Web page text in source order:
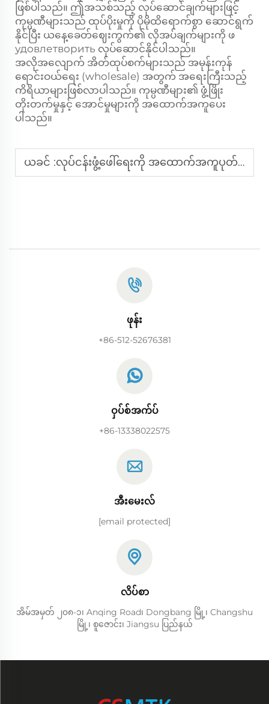
ဖြစ်ပါသည်။ ဤအသစ်သည့် လုပ်ဆောင်ချက်များဖြင့်
ကုမ္ပဏီများသည် ထုပ်ပိုးမှုကို ပိုမိုထိရောက်စွာ ဆောင်ရွက်
နိုင်ပြီး ယနေ့ခေတ်ဈေးကွက်၏ လိုအပ်ချက်များကို ဖ
удовлетворить လုပ်ဆောင်နိုင်ပါသည်။
အလိုအလျောက် အိတ်ထုပ်စက်များသည် အမုန်းကုန်
ရောင်းဝယ်ရေး (wholesale) အတွက် အရေးကြီးသည့်
ကိရိယာများဖြစ်လာပါသည်။ ကုမ္ပဏီများ၏ ဖွံ့ဖြိုး
တိုးတက်မှုနှင့် အောင်မှုများကို အထောက်အကူပေး
ပါသည်။
ယခင် :လုပ်ငန်းဖွံ့ဖေါ်ရေးကို အထောက်အကူပုတ်သည့် အဝတ်သုတ်စက်များ၏ အကြောင်းရင်း (၅) ခု
ဖုန်း
+86-512-52676381
ဝှပ်စ်အက်ပ်
+86-13338022575
အီးမေးလ်
[email protected]
လိပ်စာ
အိမ်အမှတ် ၂၀၈-၁၊ Anqing Road၊ Dongbang မြို့၊ Changshu
မြို့၊ စူဇောင်း၊ Jiangsu ပြည်နယ်